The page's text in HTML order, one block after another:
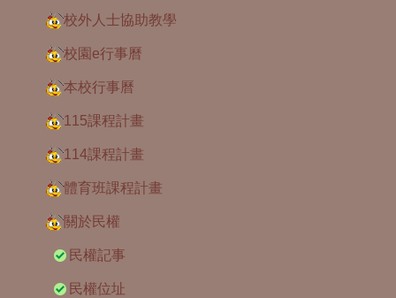
校外人士協助教學
校園e行事曆
本校行事曆
115課程計畫
114課程計畫
體育班課程計畫
關於民權
民權記事
民權位址